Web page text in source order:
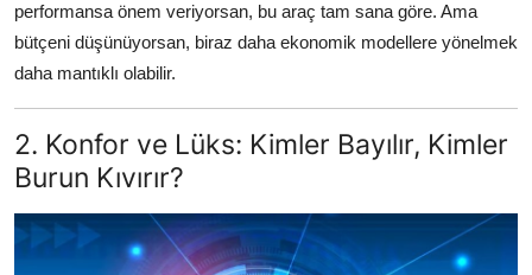
performansa önem veriyorsan, bu araç tam sana göre. Ama
bütçeni düşünüyorsan, biraz daha ekonomik modellere yönelmek
daha mantıklı olabilir.
2. Konfor ve Lüks: Kimler Bayılır, Kimler
Burun Kıvırır?